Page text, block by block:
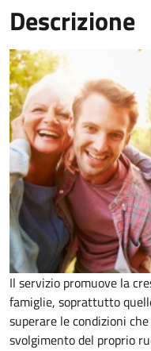
Descrizione
Il servizio promuove la
famiglie, soprattutto
superare le condizioni
svolgimento del proprio